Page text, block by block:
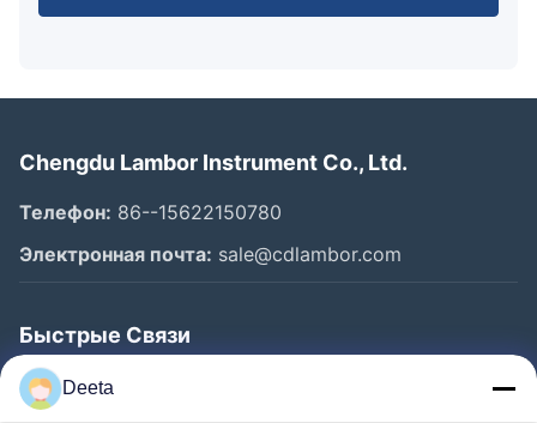
Chengdu Lambor Instrument Co., Ltd.
Телефон: 86--15622150780
Электронная почта: sale@cdlambor.com
Быстрые Связи
Главная Страница
Deeta